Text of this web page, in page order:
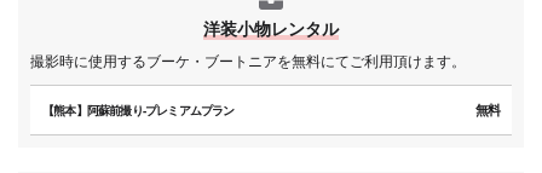
洋装小物レンタル
撮影時に使用するブーケ・ブートニアを無料にてご利用頂けます。
【熊本】阿蘇前撮り-プレミアムプラン 無料